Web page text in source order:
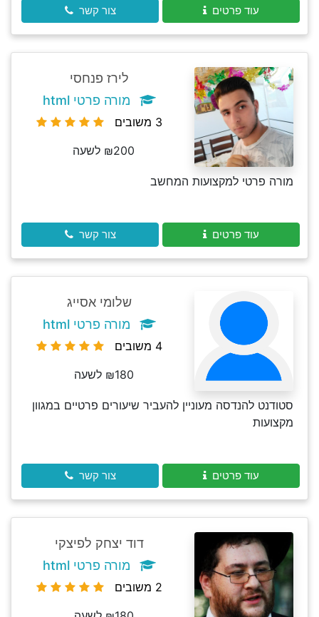
עוד פרטים צור קשר
לירז פנחסי
מורה פרטי html
3 משובים
₪200 לשעה
מורה פרטי למקצועות המחשב
עוד פרטים צור קשר
שלומי אסייג
מורה פרטי html
4 משובים
₪180 לשעה
סטודנט להנדסה מעוניין להעביר שיעורים פרטיים במגוון
מקצועות
עוד פרטים צור קשר
דוד יצחק לפיצקי
מורה פרטי html
2 משובים